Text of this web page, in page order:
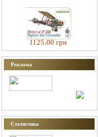
1125.00 грн
Реклама
Статистика